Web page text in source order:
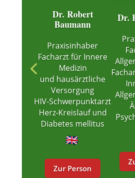
Dr. Robert
Baumann
Praxisinhaber
Facharzt für Innere
Medizin
und hausärztliche
Versorgung
HIV‑Schwerpunktarzt
Herz‑Kreislauf und
Diabetes mellitus
Zur Person
Dr.